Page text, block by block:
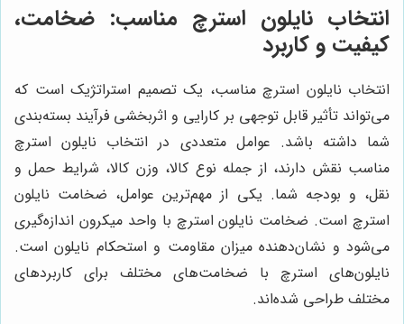
انتخاب نایلون استرچ مناسب: ضخامت،
کیفیت و کاربرد
انتخاب نایلون استرچ مناسب، یک تصمیم استراتژیک است که
می‌تواند تأثیر قابل توجهی بر کارایی و اثربخشی فرآیند بسته‌بندی
شما داشته باشد. عوامل متعددی در انتخاب نایلون استرچ
مناسب نقش دارند، از جمله نوع کالا، وزن کالا، شرایط حمل و
نقل، و بودجه شما. یکی از مهم‌ترین عوامل، ضخامت نایلون
استرچ است. ضخامت نایلون استرچ با واحد میکرون اندازه‌گیری
می‌شود و نشان‌دهنده میزان مقاومت و استحکام نایلون است.
نایلون‌های استرچ با ضخامت‌های مختلف برای کاربردهای
مختلف طراحی شده‌اند.